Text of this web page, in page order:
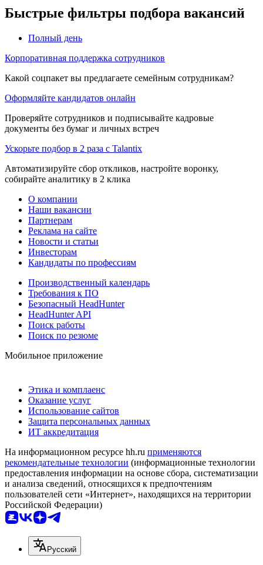
Быстрые фильтры подбора вакансий
Полный день
Корпоративная поддержка сотрудников
Какой соцпакет вы предлагаете семейным сотрудникам?
Оформляйте кандидатов онлайн
Проверяйте сотрудников и подписывайте кадровые
документы без бумаг и личных встреч
Ускорьте подбор в 2 раза с Talantix
Автоматизируйте сбор откликов, настройте воронку,
собирайте аналитику в 2 клика
О компании
Наши вакансии
Партнерам
Реклама на сайте
Новости и статьи
Инвесторам
Кандидаты по профессиям
Производственный календарь
Требования к ПО
Безопасный HeadHunter
HeadHunter API
Поиск работы
Поиск по резюме
Мобильное приложение
Этика и комплаенс
Оказание услуг
Использование сайтов
Защита персональных данных
ИТ аккредитация
На информационном ресурсе hh.ru применяются
рекомендательные технологии (информационные технологии
предоставления информации на основе сбора, систематизации
и анализа сведений, относящихся к предпочтениям
пользователей сети «Интернет», находящихся на территории
Российской Федерации)
Русский